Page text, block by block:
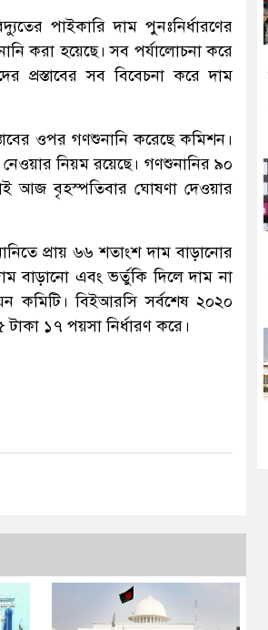
পাইকারি দাম পুনঃনির্ধারণের
করা হয়েছে। সব পর্যালোচনা করে
প্রস্তাবের সব বিবেচনা করে দাম
ওপর গণশুনানি করেছে কমিশন।
নেওয়ার নিয়ম রয়েছে। গণশুনানির ৯০
আজ বৃহস্পতিবার ঘোষণা দেওয়ার
প্রায় ৬৬ শতাংশ দাম বাড়ানোর
বাড়ানো এবং ভর্তুকি দিলে দাম না
কমিটি। বিইআরসি সর্বশেষ ২০২০
টাকা ১৭ পয়সা নির্ধারণ করে।